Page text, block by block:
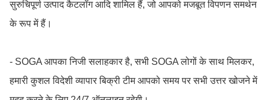
सुरुचिपूर्ण उत्पाद कैटलॉग आदि शामिल हैं, जो आपको मजबूत विपणन समर्थन
के रूप में हैं।
- SOGA आपका निजी सलाहकार है, सभी SOGA लोगों के साथ मिलकर,
हमारी कुशल विदेशी व्यापार बिक्री टीम आपको समय पर सभी उत्तर खोजने में